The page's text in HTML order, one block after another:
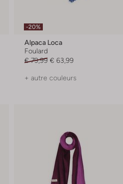
-20%
Alpaca Loca
Foulard
€ 79,99 € 63,99
+ autre couleurs